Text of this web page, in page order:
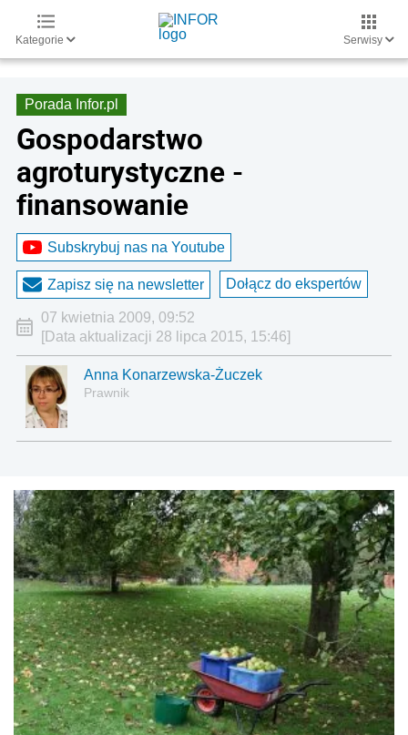
Kategorie Serwisy
Porada Infor.pl
Gospodarstwo
agroturystyczne -
finansowanie
Subskrybuj nas na Youtube
Zapisz się na newsletter Dołącz do ekspertów
07 kwietnia 2009, 09:52
[Data aktualizacji 28 lipca 2015, 15:46]
Anna Konarzewska-Żuczek
Prawnik